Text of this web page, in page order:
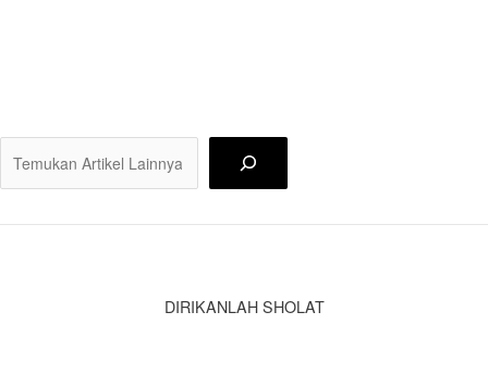
DIRIKANLAH SHOLAT